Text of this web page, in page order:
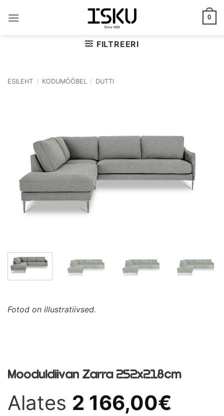
0
FILTREERI
ESILEHT / KODUMÖÖBEL / DUTTI
Fotod on illustratiivsed.
Mooduldiivan Zarra 252x218cm
Alates 2 166,00€